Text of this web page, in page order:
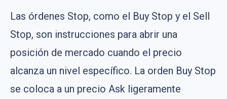
Las órdenes Stop, como el Buy Stop y el Sell
Stop, son instrucciones para abrir una
posición de mercado cuando el precio
alcanza un nivel específico. La orden Buy Stop
se coloca a un precio Ask ligeramente